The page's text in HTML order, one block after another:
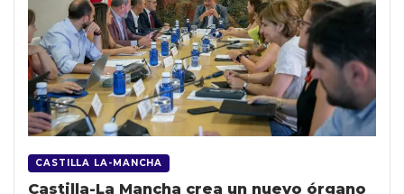
CASTILLA LA-MANCHA
Castilla-La Mancha crea un nuevo órgano